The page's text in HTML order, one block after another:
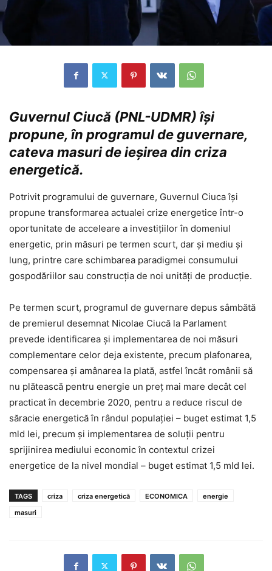
Guvernul Ciucă (PNL-UDMR) își
propune, în programul de guvernare,
cateva masuri de ieșirea din criza
energetică.
Potrivit programului de guvernare, Guvernul Ciuca își
propune transformarea actualei crize energetice într-o
oportunitate de acceleare a investițiilor în domeniul
energetic, prin măsuri pe termen scurt, dar și mediu și
lung, printre care schimbarea paradigmei consumului
gospodăriilor sau construcția de noi unități de producție.
Pe termen scurt, programul de guvernare depus sâmbătă
de premierul desemnat Nicolae Ciucă la Parlament
prevede identificarea și implementarea de noi măsuri
complementare celor deja existente, precum plafonarea,
compensarea și amânarea la plată, astfel încât românii să
nu plătească pentru energie un preț mai mare decât cel
practicat în decembrie 2020, pentru a reduce riscul de
săracie energetică în rândul populației – buget estimat 1,5
mld lei, precum și implementarea de soluții pentru
sprijinirea mediului economic în contextul crizei
energetice de la nivel mondial – buget estimat 1,5 mld lei.
TAGS criza criza energetică ECONOMICA
energie
masuri